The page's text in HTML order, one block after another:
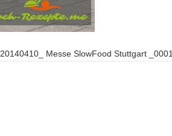
20140410_ Messe SlowFood Stuttgart _0001